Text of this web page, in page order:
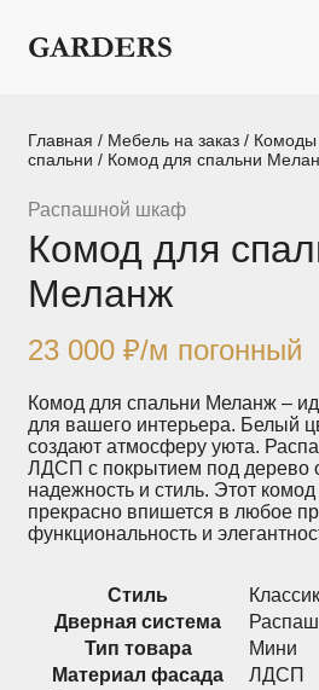
Шкафы-купе
Мебель в детскую
Модульные
хранения
Прихожие
Стеллажи
Шкафы по
назначению
Распашные шкафы
+7 (926) 192-03-75
Главная / Мебель на заказ / Комоды
спальни / Комод для спальни
Распашной шкаф
Комод для
Меланж
23 000₽/м погонный
Комод для спальни Меланж –
для вашего интерьера. Белый
создают атмосферу уюта.
ЛДСП с покрытием под дерево
надежность и стиль. Этот
прекрасно впишется в любое
функциональность и
Стиль
Дверная система
Тип товара
Мини
Материал фасада
ЛДСП